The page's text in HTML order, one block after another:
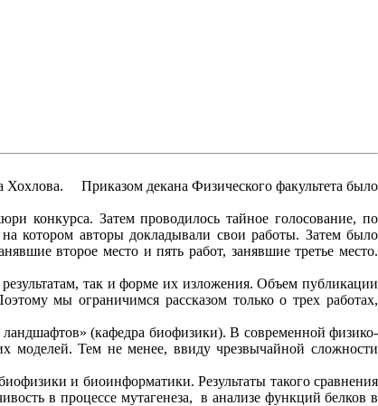
Хохлова. Приказом декана Физического факультета было
конкурса. Затем проводилось тайное голосование, по
котором авторы докладывали свои работы. Затем было
второе место и пять работ, занявшие третье место.
так и форме их изложения. Объем публикации
мы ограничимся рассказом только о трех работах,
(кафедра биофизики). В современной физико-
моделей. Тем не менее, ввиду чрезвычайной сложности
и биоинформатики. Результаты такого сравнения
в процессе мутагенеза, в анализе функций белков в